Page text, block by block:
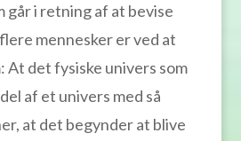
går i retning af at bevise
mennesker er ved at
At det fysiske univers som
af et univers med så
at det begynder at blive